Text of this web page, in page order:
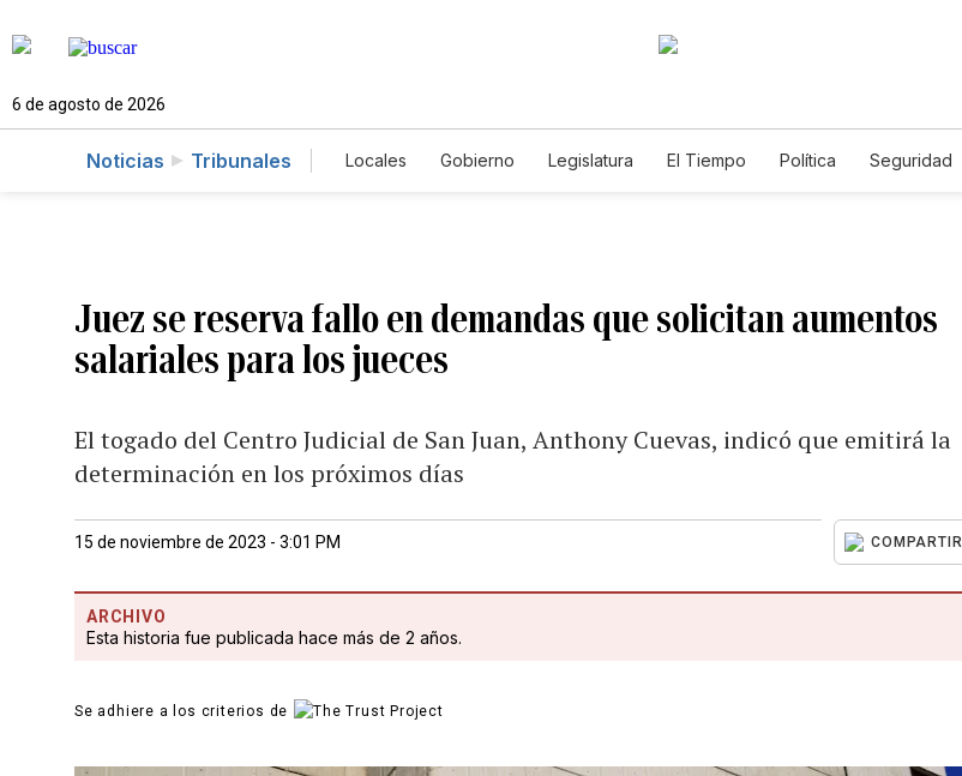
6 de agosto de 2026
Noticias Tribunales Locales Gobierno Legislatura El Tiempo Política Seguridad
Juez se reserva fallo en demandas que solicitan aumentos
salariales para los jueces
El togado del Centro Judicial de San Juan, Anthony Cuevas, indicó que emitirá la
determinación en los próximos días
15 de noviembre de 2023 - 3:01 PM COMPARTIR
ARCHIVO
Esta historia fue publicada hace más de 2 años.
Se adhiere a los criterios de